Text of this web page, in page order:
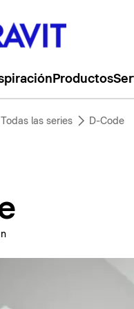
Productos
Todas las series D-Code